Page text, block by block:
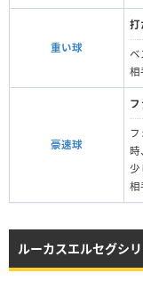
重い球
打
相
豪速球
フ
時
少
相
ルーカスエルセグシ